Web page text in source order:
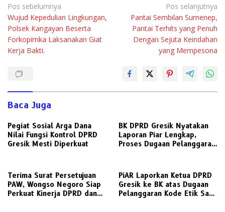
Navigasi
pos
Pos sebelumnya
Wujud Kepedulian Lingkungan,
Polsek Kangayan Beserta
Forkopimka Laksanakan Giat
Kerja Bakti.
Pos selanjutnya
Pantai Sembilan Sumenep,
Pantai Terhits yang Penuh
Dengan Sejuta Keindahan
yang Mempesona
Baca Juga
Pegiat Sosial Arga Dana
Nilai Fungsi Kontrol DPRD
Gresik Mesti Diperkuat
BK DPRD Gresik Nyatakan
Laporan Piar Lengkap,
Proses Dugaan Pelanggaran
Terima Surat Persetujuan
PAW, Wongso Negoro Siap
Perkuat Kinerja DPRD dan
PiAR Laporkan Ketua DPRD
Gresik ke BK atas Dugaan
Pelanggaran Kode Etik Saat